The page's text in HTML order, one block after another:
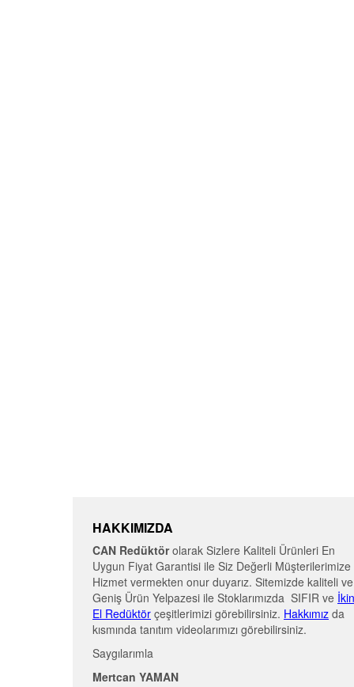
HAKKIMIZDA
CAN Redüktörolarak Sizlere Kaliteli Ürünleri En
Uygun Fiyat Garantisi ile Siz Değerli Müşterilerimize
Hizmet vermekten onur duyarız. Sitemizde kaliteli ve
Geniş Ürün Yelpazesi ile Stoklarımızda SIFIR ve
El Redüktör çeşitlerimizi görebilirsiniz. Hakkımız da
kısmında tanıtım videolarımızı görebilirsiniz.
Saygılarımla
Mertcan YAMAN